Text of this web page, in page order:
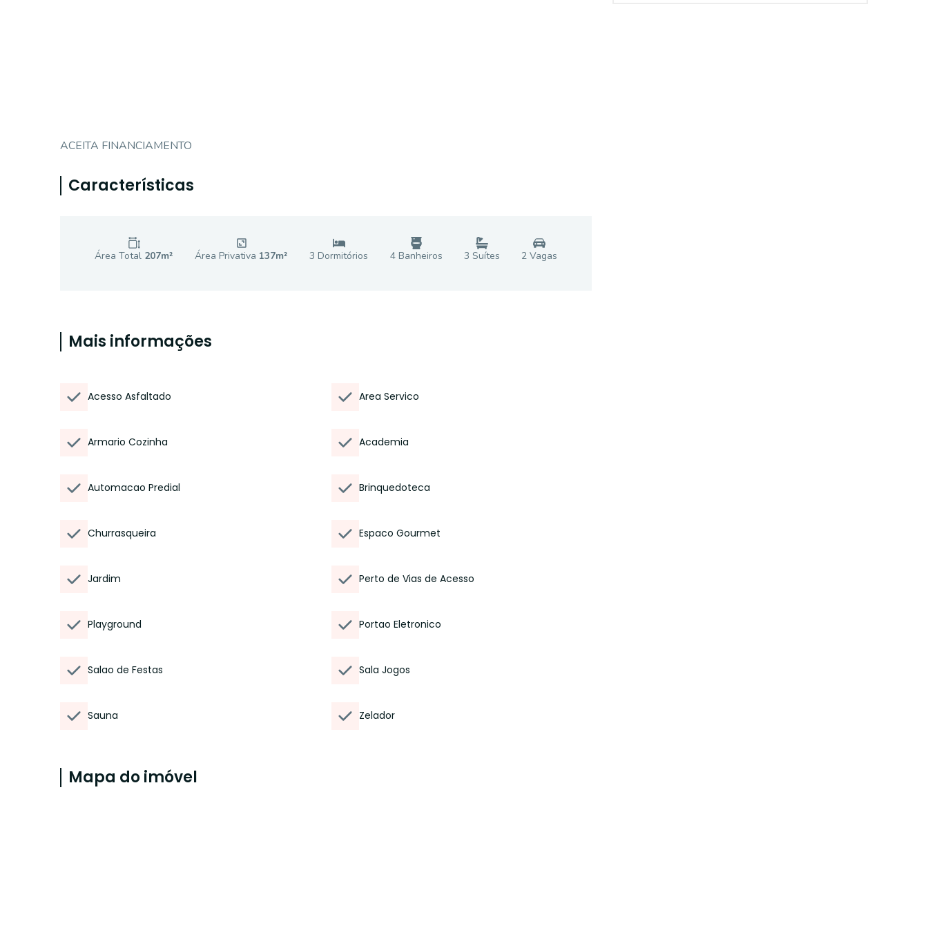
ACEITA FINANCIAMENTO
Características
Área Total 207m² Área Privativa 137m² 3 Dormitórios 4Banheiros 3 Suítes 2Vagas
Mais informações
Acesso Asfaltado Area Servico
Armario Cozinha Academia
Automacao Predial Brinquedoteca
Churrasqueira Espaco Gourmet
Jardim Perto de Vias de Acesso
Playground Portao Eletronico
Salao de Festas Sala Jogos
Sauna Zelador
Mapa do imóvel